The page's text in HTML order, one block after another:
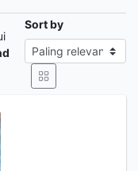
Sort by